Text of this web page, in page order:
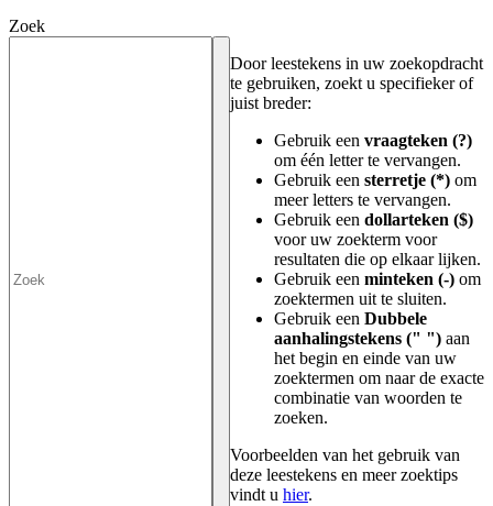
Zoek
Door leestekens in uw zoekopdracht
te gebruiken, zoekt u specifieker of
juist breder:
Gebruik een vraagteken (?)
om één letter te vervangen.
Gebruik een sterretje (*) om
meer letters te vervangen.
Gebruik een dollarteken ($)
voor uw zoekterm voor
resultaten die op elkaar lijken.
Gebruik een minteken (-) om
zoektermen uit te sluiten.
Gebruik een Dubbele
aanhalingstekens (" ") aan
het begin en einde van uw
zoektermen om naar de exacte
combinatie van woorden te
zoeken.
Voorbeelden van het gebruik van
deze leestekens en meer zoektips
vindt u hier.